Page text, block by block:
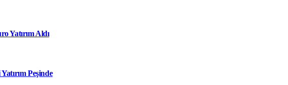
Yatırım Aldı
Peşinde